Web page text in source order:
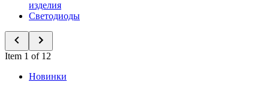
изделия
Светодиоды
Item 1 of 12
Новинки